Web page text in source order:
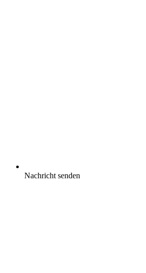
Nachricht senden